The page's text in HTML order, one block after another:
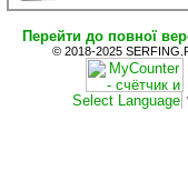
Перейти до повної
© 2018-2025
Select Language